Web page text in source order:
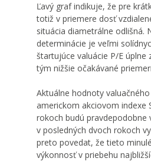
Ľavý graf indikuje, že pre
totiž v priemere dosť
situácia diametrálne odlišná.
determinácie je veľmi
štartujúce valuácie P/E úplne
tým nižšie očakávané
Aktuálne hodnoty
americkom akciovom indexe
rokoch budú pravdepodobne
v posledných dvoch rokoch
preto povedat, že tieto
výkonnosť v priebehu